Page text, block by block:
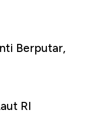
Berputar,
RI